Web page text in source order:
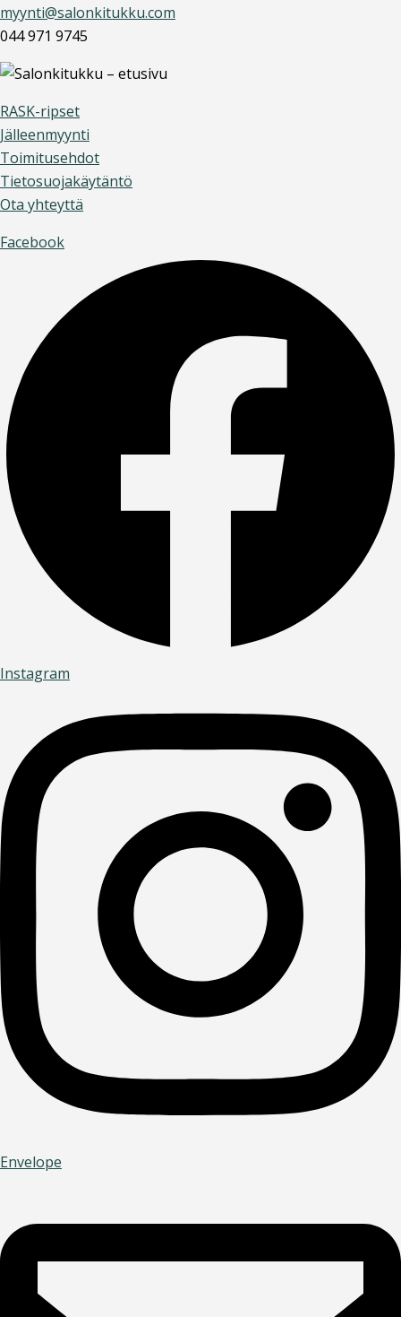
myynti@salonkitukku.com
044 971 9745
RASK-ripset
Jälleenmyynti
Toimitusehdot
Tietosuojakäytäntö
Ota yhteyttä
Facebook
Instagram
Envelope